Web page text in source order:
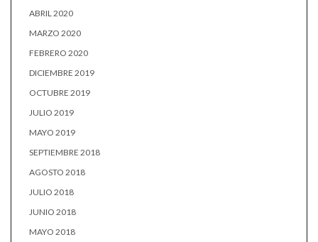
ABRIL 2020
MARZO 2020
FEBRERO 2020
DICIEMBRE 2019
OCTUBRE 2019
JULIO 2019
MAYO 2019
SEPTIEMBRE 2018
AGOSTO 2018
JULIO 2018
JUNIO 2018
MAYO 2018